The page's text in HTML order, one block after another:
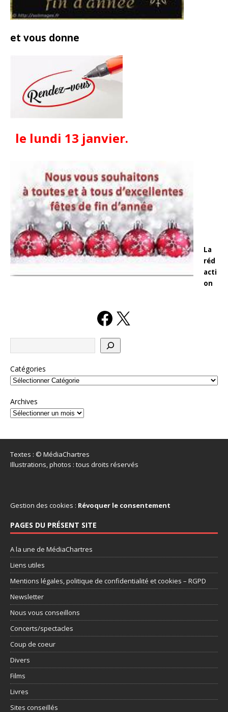
et vous donne
le lundi 13 janvier.
La
réd
acti
on
Catégories
Archives
Textes : © MédiaChartres
Illustrations, photos : tous droits réservés
Gestion des cookies : Révoquer le consentement
PAGES DU PRÉSENT SITE
A la une de MédiaChartres
Liens utiles
Mentions légales, politique de confidentialité et cookies – RGPD
Newsletter
Nous vous conseillons
Concerts/spectacles
Coup de coeur
Divers
Films
Livres
Sites conseillés